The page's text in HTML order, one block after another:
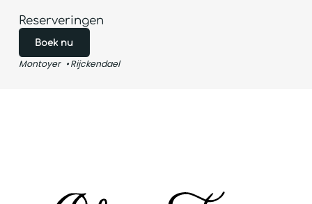
Reserveringen
Boek nu
Montoyer Rijckendael